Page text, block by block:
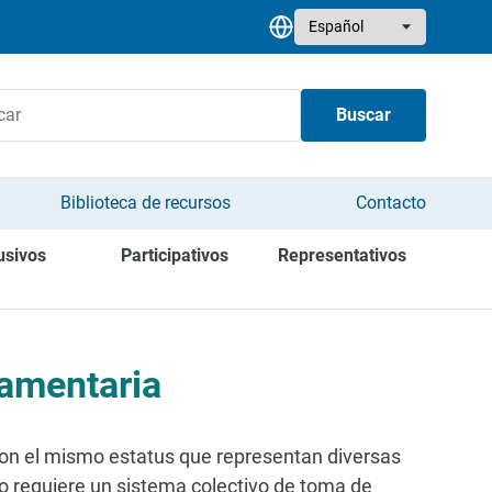
Select your language
Buscar
Biblioteca de recursos Contacto
Participativos Representativos
el mismo estatus que representan diversas
requiere un sistema colectivo de toma de